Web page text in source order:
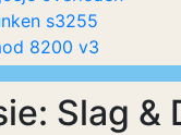
Slag &
s3255
8200 v3